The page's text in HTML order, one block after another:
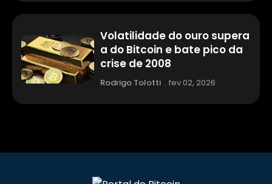
Volatilidade do ouro supera
a do Bitcoin e bate pico da
crise de 2008
Rodrigo Tolotti . fev 02, 2026